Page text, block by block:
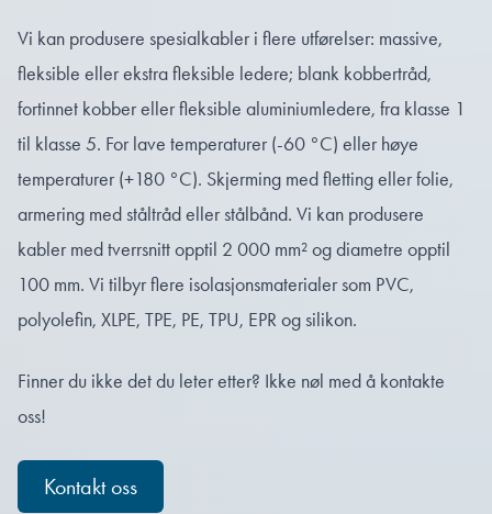
Vi kan produsere spesialkabler i flere utførelser: massive,
fleksible eller ekstra fleksible ledere; blank kobbertråd,
fortinnet kobber eller fleksible aluminiumledere, fra klasse 1
til klasse 5. For lave temperaturer (-60 °C) eller høye
temperaturer (+180 °C). Skjerming med fletting eller folie,
armering med ståltråd eller stålbånd. Vi kan produsere
kabler med tverrsnitt opptil 2 000 mm² og diametre opptil
100 mm. Vi tilbyr flere isolasjonsmaterialer som PVC,
polyolefin, XLPE, TPE, PE, TPU, EPR og silikon.
Finner du ikke det du leter etter? Ikke nøl med å kontakte
oss!
Kontakt oss